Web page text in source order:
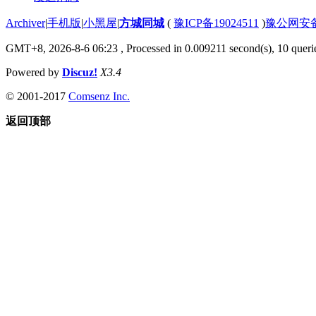
Archiver|手机版|小黑屋|方城同城 ( 豫ICP备19024511 )豫公网安
GMT+8, 2026-8-6 06:23 , Processed in 0.009211 second(s), 10
Powered by Discuz! X3.4
© 2001-2017 Comsenz Inc.
返回顶部